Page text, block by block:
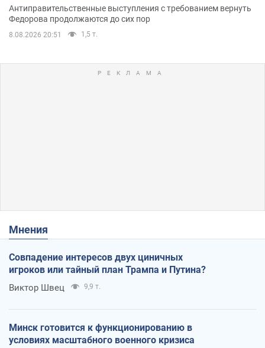
Антиправительственные выступления с требованием вернуть
Федорова продолжаются до сих пор
8.08.2026 20:51 1,5 т.
Мнения
Совпадение интересов двух циничных
игроков или тайный план Трампа и Путина?
Виктор Швец 9,9 т.
Минск готовится к функционированию в
условиях масштабного военного кризиса